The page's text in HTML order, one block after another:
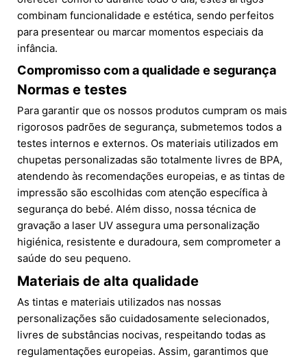
combinam funcionalidade e estética, sendo perfeitos
para presentear ou marcar momentos especiais da
infância.
Compromisso com a qualidade e segurança
Normas e testes
Para garantir que os nossos produtos cumpram os mais
rigorosos padrões de segurança, submetemos todos a
testes internos e externos. Os materiais utilizados em
chupetas personalizadas são totalmente livres de BPA,
atendendo às recomendações europeias, e as tintas de
impressão são escolhidas com atenção específica à
segurança do bebé. Além disso, nossa técnica de
gravação a laser UV assegura uma personalização
higiénica, resistente e duradoura, sem comprometer a
saúde do seu pequeno.
Materiais de alta qualidade
As tintas e materiais utilizados nas nossas
personalizações são cuidadosamente selecionados,
livres de substâncias nocivas, respeitando todas as
regulamentações europeias. Assim, garantimos que